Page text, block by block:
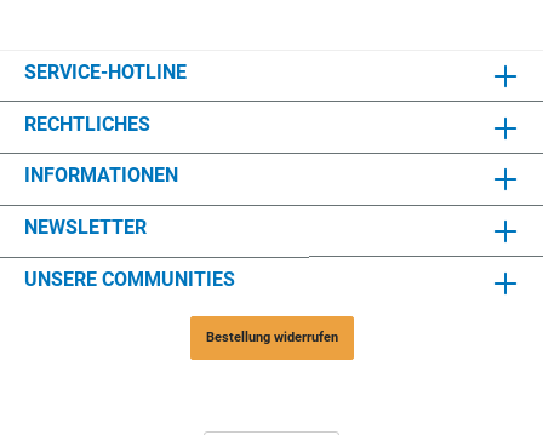
SERVICE-HOTLINE
RECHTLICHES
INFORMATIONEN
NEWSLETTER
UNSERE COMMUNITIES
Bestellung widerrufen